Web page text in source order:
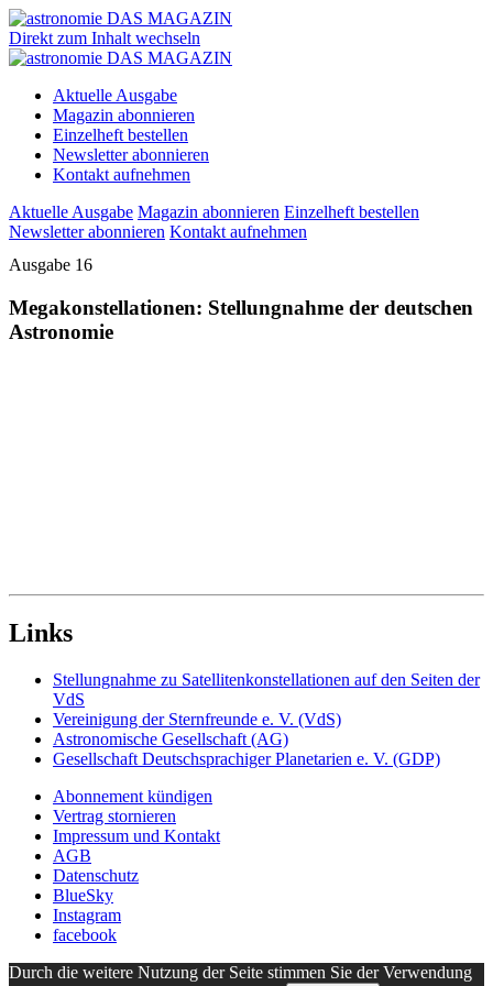
Direkt zum Inhalt wechseln
Aktuelle Ausgabe
Magazin abonnieren
Einzelheft bestellen
Newsletter abonnieren
Kontakt aufnehmen
Aktuelle Ausgabe Magazin abonnieren Einzelheft bestellen
Newsletter abonnieren Kontakt aufnehmen
Ausgabe 16
Megakonstellationen: Stellungnahme der deutschen
Astronomie
Links
Stellungnahme zu Satellitenkonstellationen auf den Seiten der
VdS
Vereinigung der Sternfreunde e. V. (VdS)
Astronomische Gesellschaft (AG)
Gesellschaft Deutschsprachiger Planetarien e. V. (GDP)
Abonnement kündigen
Vertrag stornieren
Impressum und Kontakt
AGB
Datenschutz
BlueSky
Instagram
facebook
Durch die weitere Nutzung der Seite stimmen Sie der Verwendung